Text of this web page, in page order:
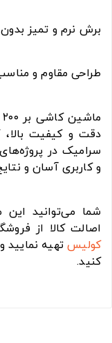
برش نرم و تمیز
طراحی مقاوم و
دقت و کیفیت بالا،
سرامیک در
و کاربری آسان و
شما می‌توانید
اصالت کالا از
کولیستهیه نمایید
کنید.